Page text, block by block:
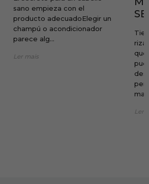
sano empieza con el
producto adecuadoElegir un
champú o acondicionador
parece alg...
Ler mais
que
Ler